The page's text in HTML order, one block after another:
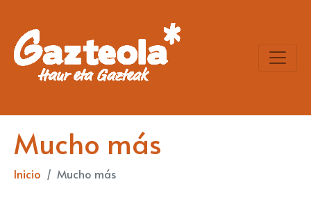
Mucho más
Inicio Mucho más